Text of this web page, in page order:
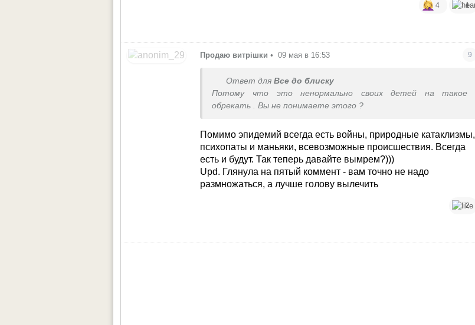
4 1
Продаю витрішки • 09 мая в 16:53 9
Ответ для Все до блиску
Потому что это ненормально своих детей на такое
обрекать . Вы не понимаете этого ?
Помимо эпидемий всегда есть войны, природные катаклизмы,
психопаты и маньяки, всевозможные происшествия. Всегда
есть и будут. Так теперь давайте вымрем?)))
Upd. Глянула на пятый коммент - вам точно не надо
размножаться, а лучше голову вылечить
2